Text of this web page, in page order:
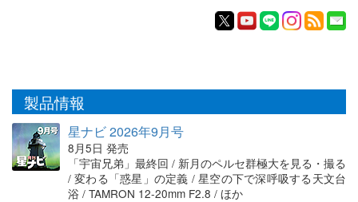
製品情報
星ナビ 2026年9月号
8月5日 発売
「宇宙兄弟」最終回 / 新月のペルセ群極大を見る・撮る
/ 変わる「惑星」の定義 / 星空の下で深呼吸する天文台
浴 / TAMRON 12-20mm F2.8 / ほか